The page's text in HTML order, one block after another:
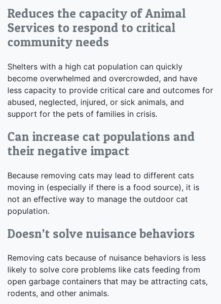
Reduces the capacity of Animal
Services to respond to critical
community needs
Shelters with a high cat population can quickly
become overwhelmed and overcrowded, and have
less capacity to provide critical care and outcomes for
abused, neglected, injured, or sick animals, and
support for the pets of families in crisis.
Can increase cat populations and
their negative impact
Because removing cats may lead to different cats
moving in (especially if there is a food source), it is
not an effective way to manage the outdoor cat
population.
Doesn’t solve nuisance behaviors
Removing cats because of nuisance behaviors is less
likely to solve core problems like cats feeding from
open garbage containers that may be attracting cats,
rodents, and other animals.